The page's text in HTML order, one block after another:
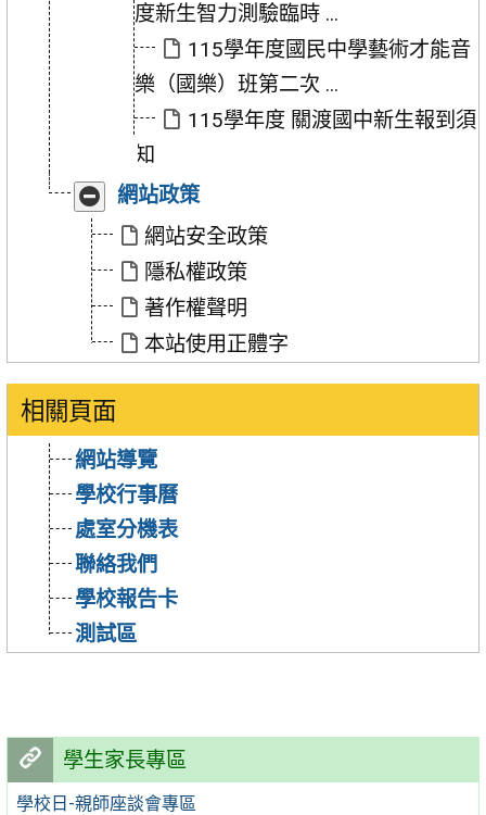
學生家長專區
學校日-親師座談會專區
度新生智力測驗臨時 ...
115學年度國民中學藝術才能音
樂（國樂）班第二次 ...
115學年度 關渡國中新生報到須
知
收
合
「網
政
策」
展
開
「網
政
策」
網站政策
網站安全政策
隱私權政策
著作權聲明
本站使用正體字
相關頁面
網站導覽
學校行事曆
處室分機表
聯絡我們
學校報告卡
測試區